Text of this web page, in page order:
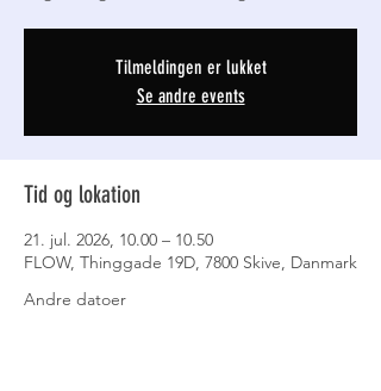
Tilmeldingen er lukket
Se andre events
Tid og lokation
21. jul. 2026, 10.00 – 10.50
FLOW, Thinggade 19D, 7800 Skive, Danmark
Andre datoer